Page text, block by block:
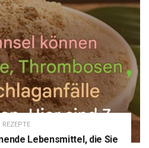
REZEPTE
Lebensmittel, die Sie